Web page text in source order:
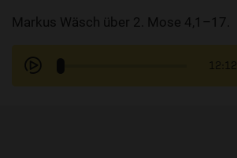
AUDIOTHEK
PROGRAMM
Markus Wäsch über 2. Mose 4,1–17.
12:12